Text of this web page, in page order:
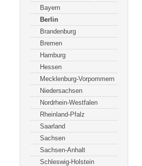
Bayern
Berlin
Brandenburg
Bremen
Hamburg
Hessen
Mecklenburg-Vorpommern
Niedersachsen
Nordrhein-Westfalen
Rheinland-Pfalz
Saarland
Sachsen
Sachsen-Anhalt
Schleswig-Holstein